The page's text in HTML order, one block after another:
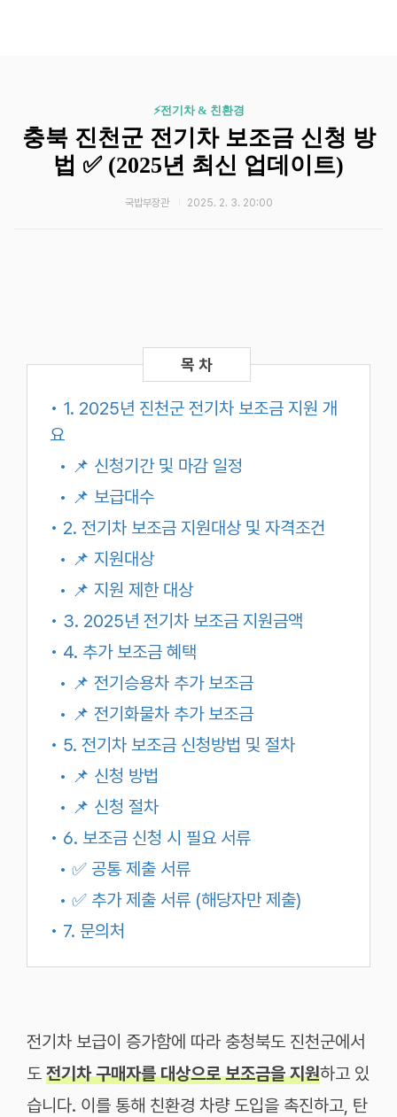
⚡️전기차 & 친환경
충북 진천군 전기차 보조금 신청 방
법 ✅ (2025년 최신 업데이트)
국밥부장관 2025. 2. 3. 20:00
• 1. 2025년 진천군 전기차 보조금 지원 개
요
• 📌 신청기간 및 마감 일정
• 📌 보급대수
• 2. 전기차 보조금 지원대상 및 자격조건
• 📌 지원대상
• 📌 지원 제한 대상
• 3. 2025년 전기차 보조금 지원금액
• 4. 추가 보조금 혜택
• 📌 전기승용차 추가 보조금
• 📌 전기화물차 추가 보조금
• 5. 전기차 보조금 신청방법 및 절차
• 📌 신청 방법
• 📌 신청 절차
• 6. 보조금 신청 시 필요 서류
• ✅ 공통 제출 서류
• ✅ 추가 제출 서류 (해당자만 제출)
• 7. 문의처
전기차 보급이 증가함에 따라 충청북도 진천군에서
도 전기차 구매자를 대상으로 보조금을 지원하고 있
습니다. 이를 통해 친환경 차량 도입을 촉진하고, 탄